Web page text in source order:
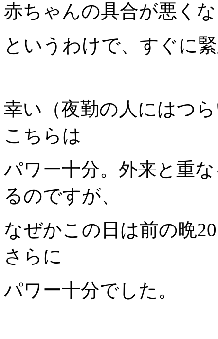
赤ちゃんの具合が悪く
というわけで、すぐに
幸い（夜勤の人にはつ
こちらは
パワー十分。外来と重
るのですが、
なぜかこの日は前の晩
さらに
パワー十分でした。